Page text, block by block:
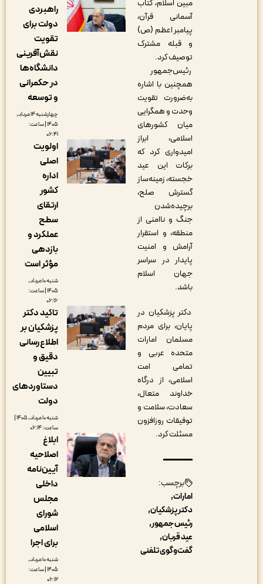
مبین اسلام، کتاب
آسمانی قرآن،
پیامبر اعظم (ص)
و قبله مشترک
توصیف کرد.
رئیس‌جمهور
همچنین با اشاره
به‌ضرورت تقویت
وحدت و همگرایی
میان کشورهای
اسلامی، ابراز
امیدواری کرد که
برکات این عید
خجسته، زمینه‌ساز
گسترش صلح،
برچیده‌شدن
جنگ و ناامنی از
منطقه، و استقرار
آرامش و امنیت
پایدار در سراسر
جهان اسلام
دکتر پزشکیان در
پایان، برای مردم
مسلمان امارات
متحده عربی و
تمامی امت
اسلامی، از درگاه
خداوند متعال،
سعادت، سلامت و
توفیقات روزافزون
مسئلت کرد.
برچسب:
دکتر پزشکیان
رئیس جمهور
عید قربان
گفت‌وگوی تلفنی
راهبردی
دولت برای
نقش‌آفرینی
دانشگاه‌ها
در حکمرانی
و توسعه
چهارشنبه ۱۴ مرداد,
۱۴۰۵ | ساعت:
اولویت
اصلی
اداره
عملکرد و
بازدهی
مؤثر است
شنبه ۱۰ مرداد,
۱۴۰۵ | ساعت:
تاکید دکتر
پزشکیان بر
اطلاع‌رسانی
دستاوردهای
شنبه ۱۰ مرداد, ۱۴۰۵ |
ابلاغ
اصلاحیه
آیین‌نامه
برای اجرا
شنبه ۱۰ مرداد,
۱۴۰۵ | ساعت: